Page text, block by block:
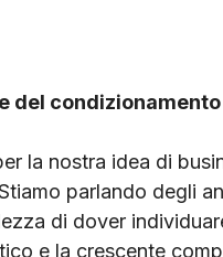
del condizionamento
la nostra idea di
parlando degli
di dover
e la crescente